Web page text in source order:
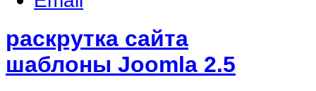
раскрутка сайта
шаблоны Joomla 2.5